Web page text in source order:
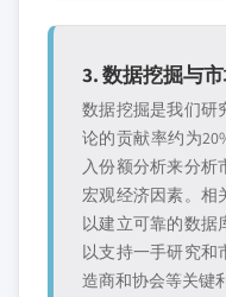
3. 数据挖掘与
数据挖掘是我们研
论的贡献率约为
入份额分析来分析
宏观经济因素。相
以建立可靠的数据
以支持一手研究和
造商和协会等关键